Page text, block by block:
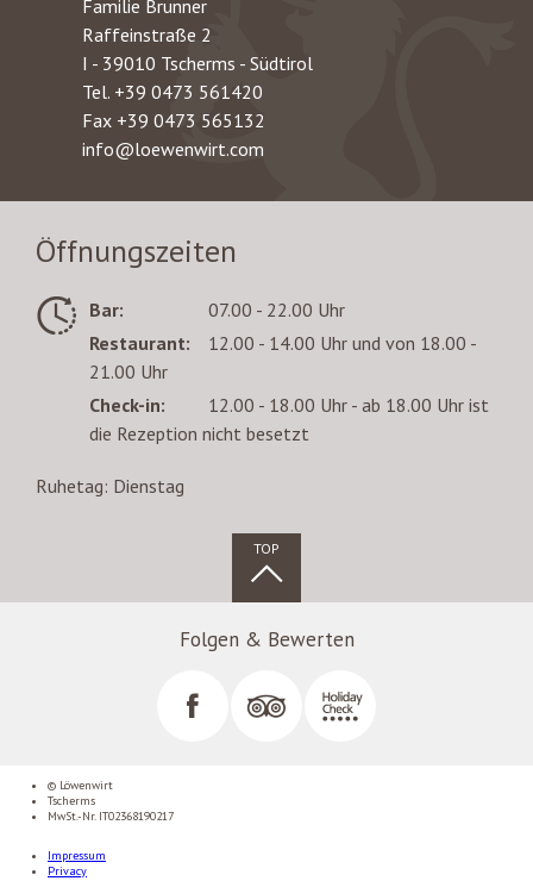
Familie Brunner
Raffeinstraße 2
I - 39010 Tscherms - Südtirol
Tel. +39 0473 561420
Fax +39 0473 565132
info@loewenwirt.com
Öffnungszeiten
Bar:
07.00 - 22.00 Uhr
Restaurant:
12.00 - 14.00 Uhr und von 18.00 -
21.00 Uhr
Check-in:
12.00 - 18.00 Uhr - ab 18.00 Uhr ist
die Rezeption nicht besetzt
Ruhetag: Dienstag
TOP
Folgen & Bewerten
© Löwenwirt
Tscherms
MwSt.-Nr. IT02368190217
Impressum
Privacy